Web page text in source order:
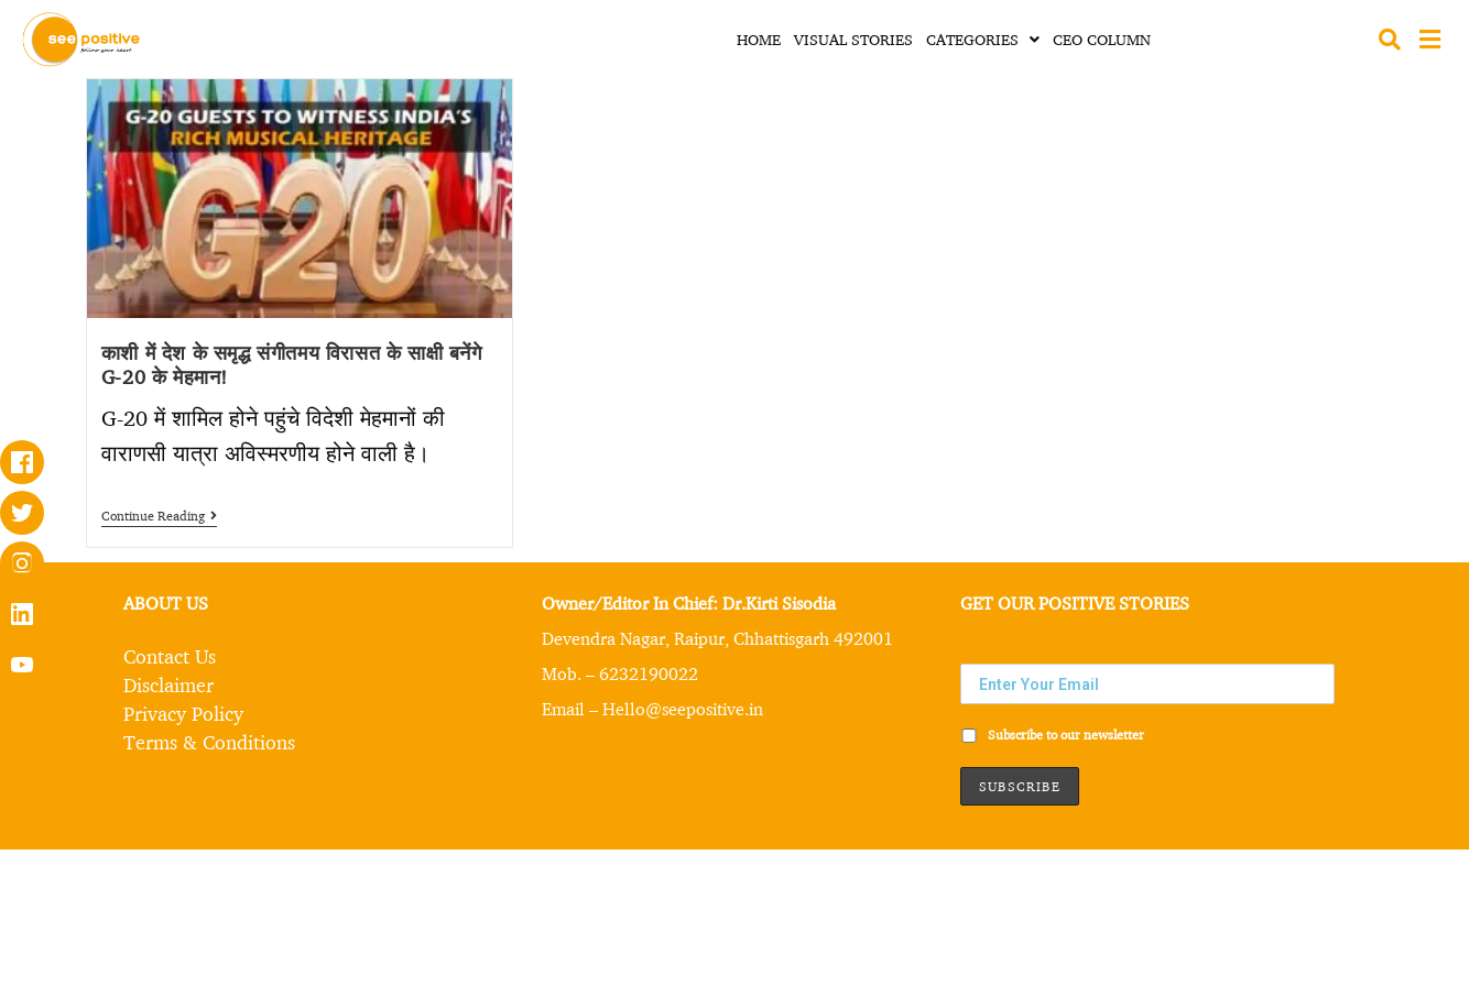
HOME VISUAL STORIES CATEGORIES CEO COLUMN
काशी में देश के समृद्ध संगीतमय विरासत के साक्षी बनेंगे
G-20 के मेहमान!
G-20 में शामिल होने पहुंचे विदेशी मेहमानों की
वाराणसी यात्रा अविस्मरणीय होने वाली है।
Continue Reading
ABOUT US
Contact Us
Disclaimer
Privacy Policy
Terms & Conditions
Owner/Editor In Chief: Dr.Kirti Sisodia
Devendra Nagar, Raipur, Chhattisgarh 492001
Mob. – 6232190022
Email – Hello@seepositive.in
GET OUR POSITIVE STORIES
Subscribe to our newsletter